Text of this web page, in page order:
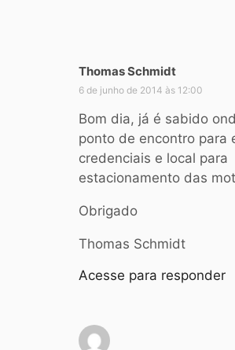
Thomas Schmidt
i
s
e
:
6 de junho de 2014 às 12:00
Bom dia, já é sabido
ponto de encontro para
credenciais e local para
estacionamento das
Obrigado
Thomas Schmidt
Acesse para responder